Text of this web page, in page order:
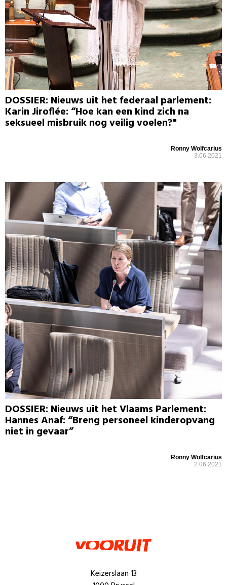
DOSSIER: Nieuws uit het federaal parlement:
Karin Jiroflée: “Hoe kan een kind zich na
seksueel misbruik nog veilig voelen?"
Ronny Wolfcarius
3.06.2021
DOSSIER: Nieuws uit het Vlaams Parlement:
Hannes Anaf: “Breng personeel kinderopvang
niet in gevaar”
Ronny Wolfcarius
2.06.2021
Keizerslaan 13